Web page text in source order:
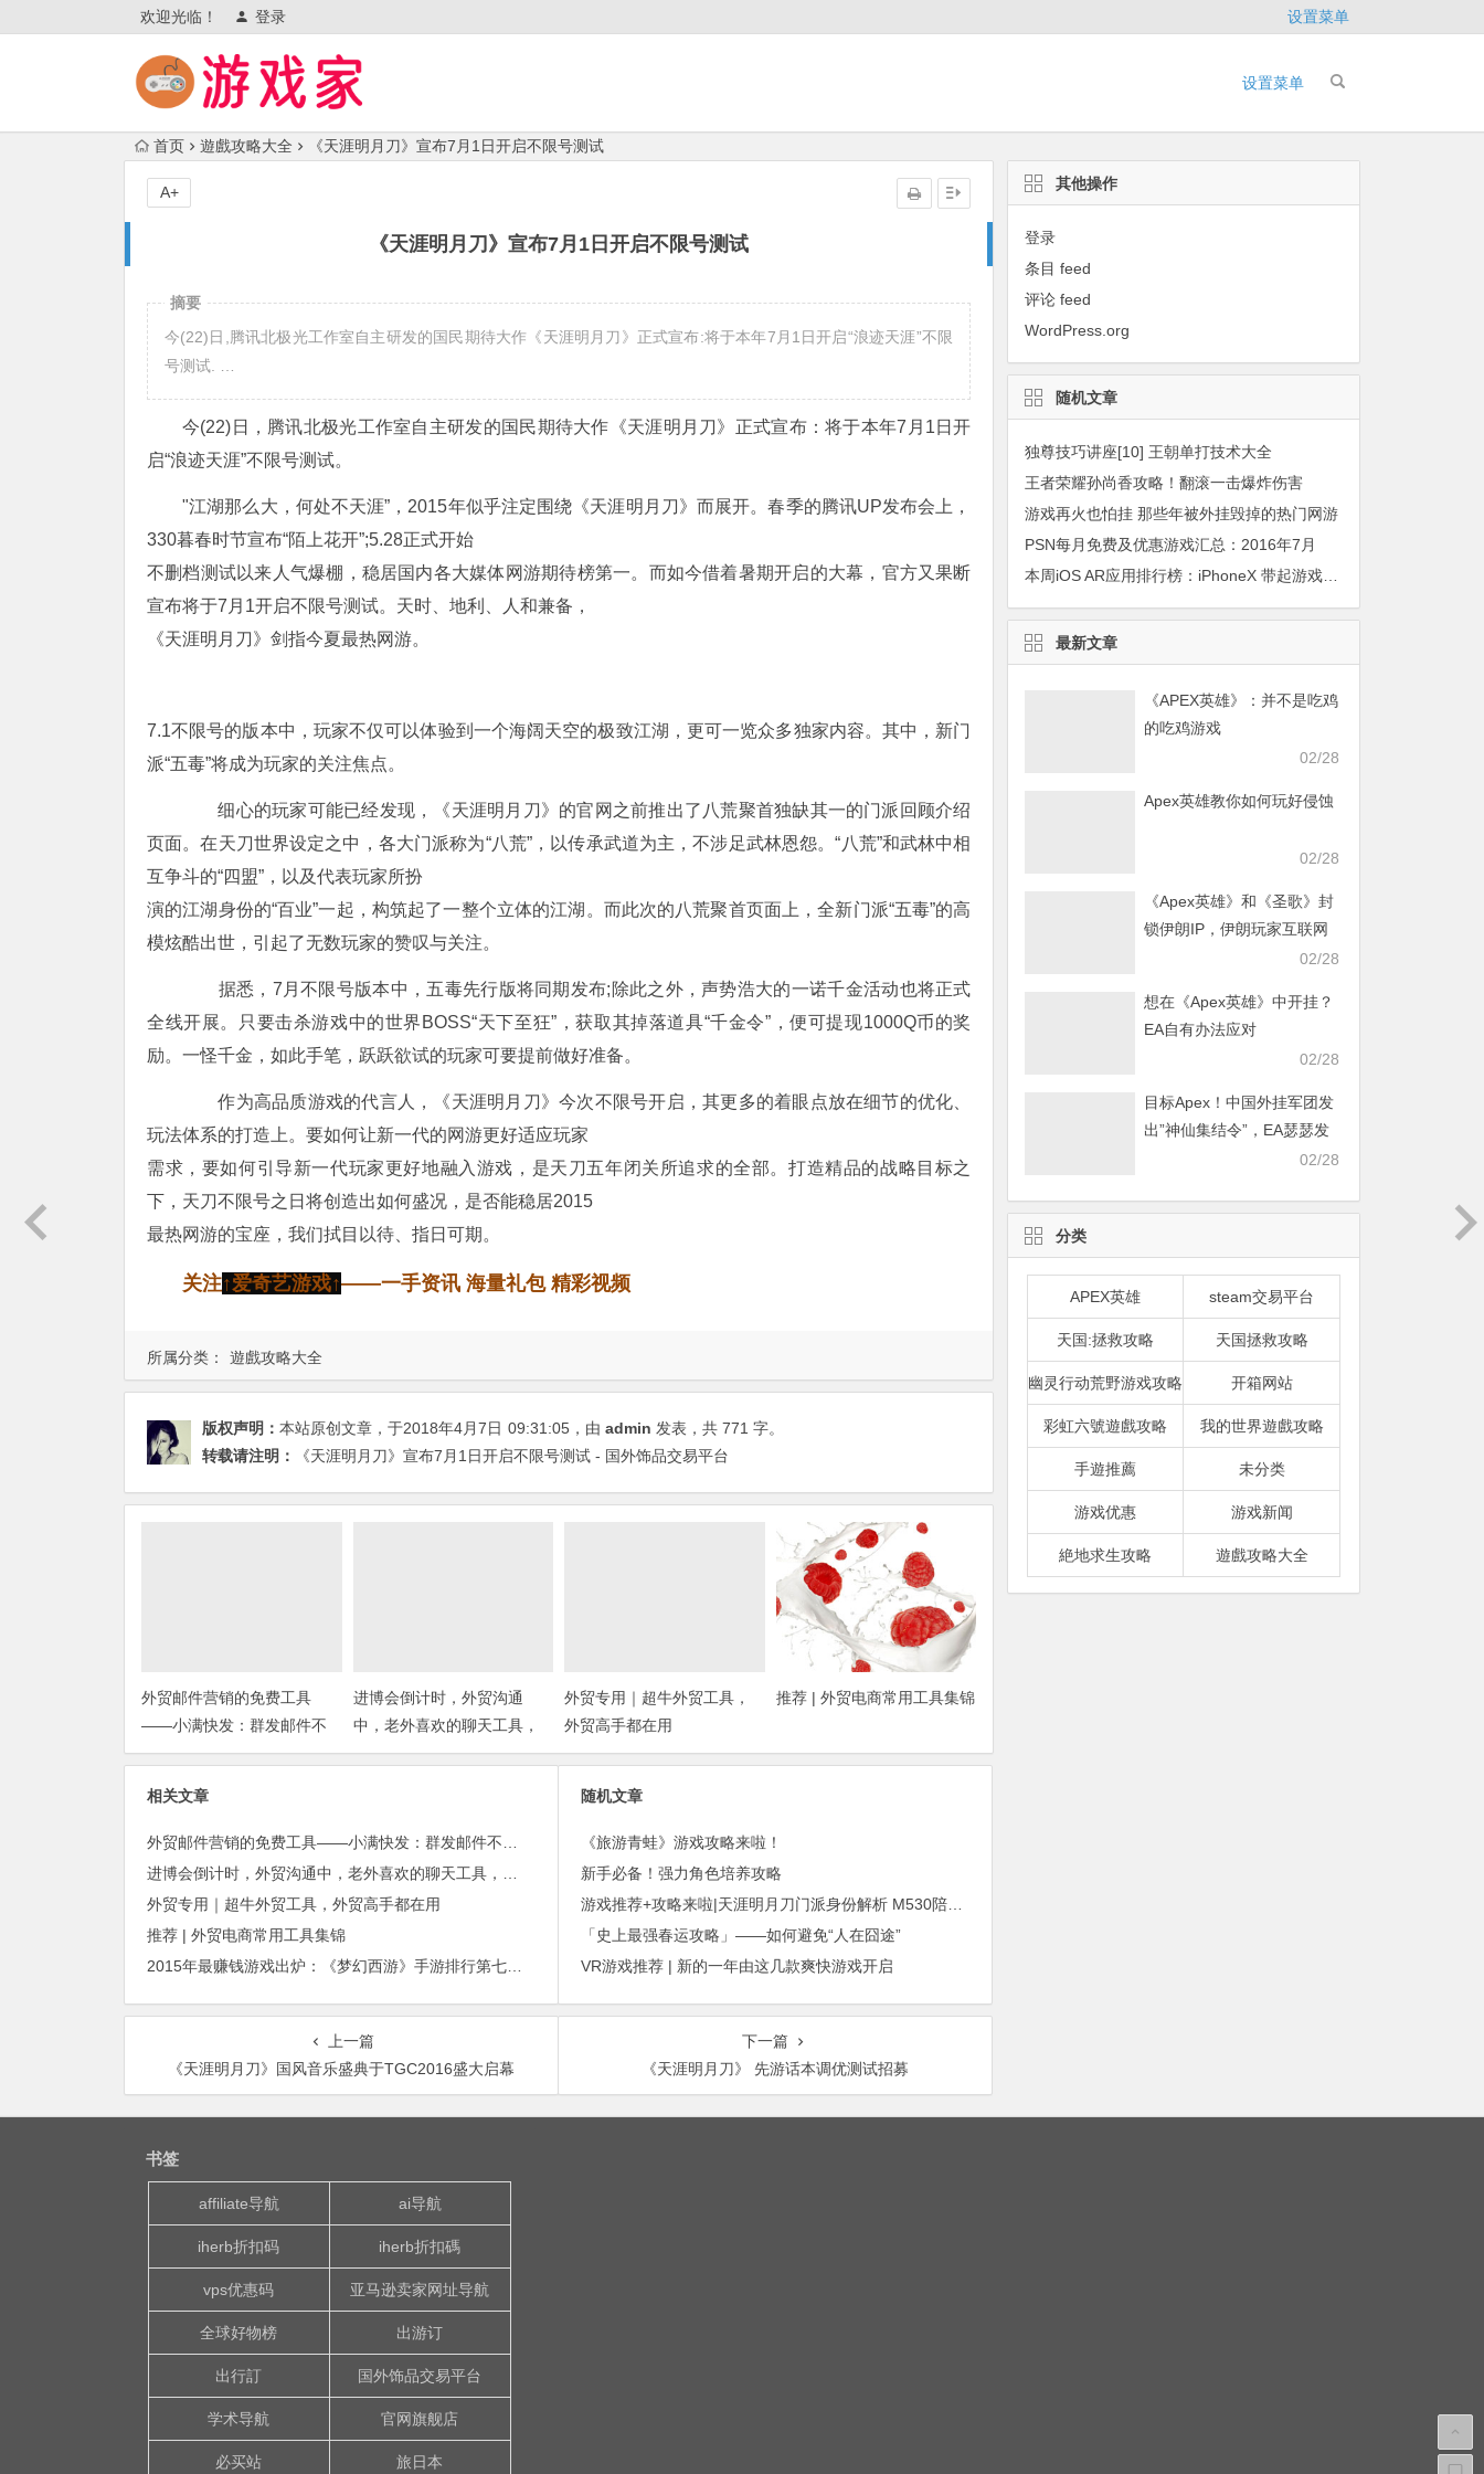
欢迎光临！ 登录 设置菜单
设置菜单
首页 遊戲攻略大全 《天涯明月刀》宣布7月1日开启不限号测试
《天涯明月刀》宣布7月1日开启不限号测试
A+
所属分类： 遊戲攻略大全
摘要
今(22)日,腾讯北极光工作室自主研发的国民期待大作《天涯明月刀》正式宣布:将于本年7月1日开启“浪迹天涯”不限
号测试. …
今(22)日，腾讯北极光工作室自主研发的国民期待大作《天涯明月刀》正式宣布：将于本年7月1日开
启“浪迹天涯”不限号测试。
"江湖那么大，何处不天涯”，2015年似乎注定围绕《天涯明月刀》而展开。春季的腾讯UP发布会上，
330暮春时节宣布“陌上花开”;5.28正式开始
不删档测试以来人气爆棚，稳居国内各大媒体网游期待榜第一。而如今借着暑期开启的大幕，官方又果断
宣布将于7月1开启不限号测试。天时、地利、人和兼备，
《天涯明月刀》剑指今夏最热网游。
7.1不限号的版本中，玩家不仅可以体验到一个海阔天空的极致江湖，更可一览众多独家内容。其中，新门
派“五毒”将成为玩家的关注焦点。
细心的玩家可能已经发现，《天涯明月刀》的官网之前推出了八荒聚首独缺其一的门派回顾介绍
页面。在天刀世界设定之中，各大门派称为“八荒”，以传承武道为主，不涉足武林恩怨。“八荒”和武林中相
互争斗的“四盟”，以及代表玩家所扮
演的江湖身份的“百业”一起，构筑起了一整个立体的江湖。而此次的八荒聚首页面上，全新门派“五毒”的高
模炫酷出世，引起了无数玩家的赞叹与关注。
据悉，7月不限号版本中，五毒先行版将同期发布;除此之外，声势浩大的一诺千金活动也将正式
全线开展。只要击杀游戏中的世界BOSS“天下至狂”，获取其掉落道具“千金令”，便可提现1000Q币的奖
励。一怪千金，如此手笔，跃跃欲试的玩家可要提前做好准备。
作为高品质游戏的代言人，《天涯明月刀》今次不限号开启，其更多的着眼点放在细节的优化、
玩法体系的打造上。要如何让新一代的网游更好适应玩家
需求，要如何引导新一代玩家更好地融入游戏，是天刀五年闭关所追求的全部。打造精品的战略目标之
下，天刀不限号之日将创造出如何盛况，是否能稳居2015
最热网游的宝座，我们拭目以待、指日可期。
关注↑爱奇艺游戏↑——一手资讯 海量礼包 精彩视频
版权声明： 本站原创文章，于2018年4月7日 09:31:05 ，由 admin 发表，共 771 字。
转载请注明：
《天涯明月刀》宣布7月1日开启不限号测试 - 国外饰品交易平台
外贸邮件营销的免费工具
——小满快发：群发邮件不
担心IP被封
进博会倒计时，外贸沟通
中，老外喜欢的聊天工具，
你知道几种？
外贸专用｜超牛外贸工具，
外贸高手都在用
推荐 | 外贸电商常用工具集锦
相关文章
外贸邮件营销的免费工具——小满快发：群发邮件不担心IP被封
进博会倒计时，外贸沟通中，老外喜欢的聊天工具，你知道几种？
外贸专用｜超牛外贸工具，外贸高手都在用
推荐 | 外贸电商常用工具集锦
2015年最赚钱游戏出炉：《梦幻西游》手游排行第七，腾讯总收入进前三
随机文章
《旅游青蛙》游戏攻略来啦！
新手必备！强力角色培养攻略
游戏推荐+攻略来啦|天涯明月刀门派身份解析 M530陪你闯天涯
「史上最强春运攻略」——如何避免“人在囧途”
VR游戏推荐 | 新的一年由这几款爽快游戏开启
上一篇
《天涯明月刀》国风音乐盛典于TGC2016盛大启幕
下一篇
《天涯明月刀》 先游话本调优测试招募
其他操作
登录
条目 feed
评论 feed
WordPress.org
随机文章
独尊技巧讲座[10] 王朝单打技术大全
王者荣耀孙尚香攻略！翻滚一击爆炸伤害
游戏再火也怕挂 那些年被外挂毁掉的热门网游
PSN每月免费及优惠游戏汇总：2016年7月
本周iOS AR应用排行榜：iPhoneX 带起游戏新热度，百度美图依旧相爱相杀
最新文章
《APEX英雄》：并不是吃鸡
的吃鸡游戏
02/28
Apex英雄教你如何玩好侵蚀
02/28
《Apex英雄》和《圣歌》封
锁伊朗IP，伊朗玩家互联网
02/28
想在《Apex英雄》中开挂？
EA自有办法应对
02/28
目标Apex！中国外挂军团发
出”神仙集结令”，EA瑟瑟发
02/28
分类
APEX英雄 steam交易平台
天国:拯救攻略 天国拯救攻略
幽灵行动荒野游戏攻略 开箱网站
彩虹六號遊戲攻略 我的世界遊戲攻略
手遊推薦 未分类
游戏优惠 游戏新闻
絶地求生攻略 遊戲攻略大全
书签
affiliate导航 ai导航
iherb折扣码 iherb折扣碼
vps优惠码 亚马逊卖家网址导航
全球好物榜 出游订
出行訂 国外饰品交易平台
学术导航 官网旗舰店
必买站 旅日本